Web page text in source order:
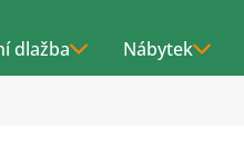
dlažba Nábytek